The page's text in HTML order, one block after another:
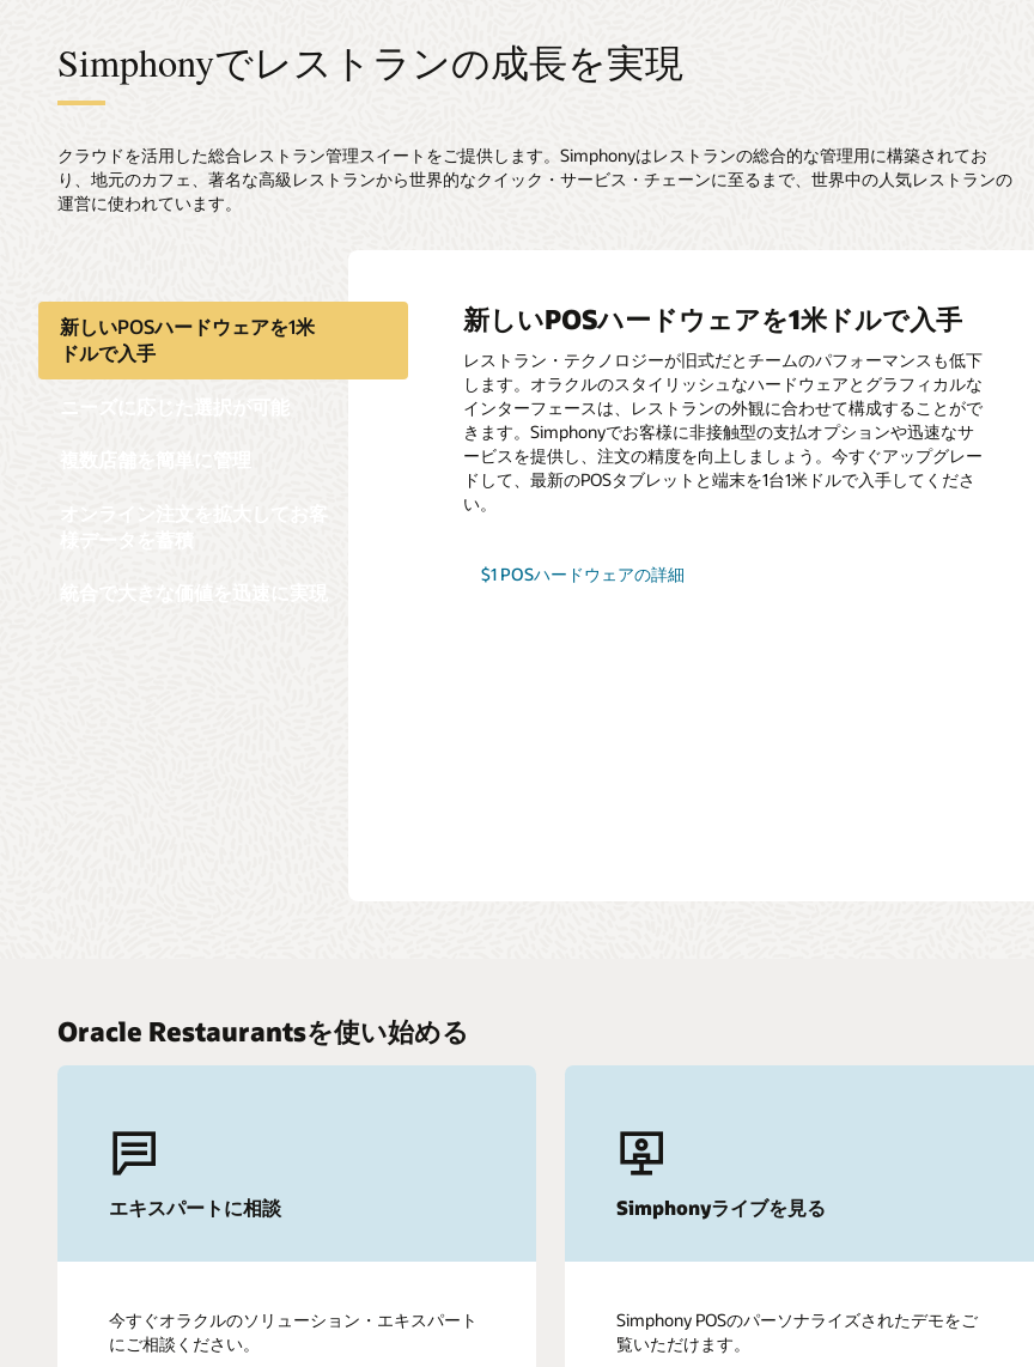
Simphonyでレストランの成長を実現
クラウドを活用した総合レストラン管理スイートをご提供します。Simphonyはレストランの総合的な管理用に構築されてお
り、地元のカフェ、著名な高級レストランから世界的なクイック・サービス・チェーンに至るまで、世界中の人気レストランの
運営に使われています。
新しいPOSハードウェアを1米
ドルで入手
新しいPOSハードウェアを1米ドルで入手
レストラン・テクノロジーが旧式だとチームのパフォーマンスも低下
します。オラクルのスタイリッシュなハードウェアとグラフィカルな
インターフェースは、レストランの外観に合わせて構成することがで
きます。Simphonyでお客様に非接触型の支払オプションや迅速なサ
ービスを提供し、注文の精度を向上しましょう。今すぐアップグレー
ドして、最新のPOSタブレットと端末を1台1米ドルで入手してくださ
い。
$1 POSハードウェアの詳細
ニーズに応じた選択が可能
ビジネスはそれぞれがユニークです。そのため、オラクルでは予算、
現在のビジネス要件、成長プランに応じた複数の価格設定オプション
をご用意しました。理想的な月額設定と1米ドルのタブレットや端末
との組み合せで、先行投資を抑えた導入が可能です。
Simphony POSの価格体系の詳細を見る
複数店舗を簡単に管理
お客様にすべてのレストラン店舗で一貫した体験を提供しましょう。
Simphonyは、メニュー管理プロセスを一元化します。Simphony POS
で、メニュー品目を数秒で取りまとめたり、テイクアウト注文を管理
したり、メニューの価格を調整したりできます。更新はすべてのデバ
イスにリアルタイムに反映されます。
オンライン注文を拡大してお客様データを
蓄積
OracleのGloriaFoodオンライン注文システムなら、お客様データを保
守し、新たな販売を生み出す完全機能を備えたお客様向けWebサイト
を無料で作成できます。すべての製品アップデートを通じて、レスト
ランがオンラインビジネスを強化し、お客様との直接的な関係が維持
できるようサポートします。
統合で大きな価値を迅速に実現
Simphony Point of Saleは、セキュアでオープンなアプリケーション・
プログラミング・インタフェース（API）上に構築されています。
Business Intelligence APIを含むオラクルの第2世代APIは、レストラン
のトランザクション・データを取得し、高度にパーソナライズしたマ
ーケティングや、自動的に高精度な棚卸を行う在庫管理など、あらゆ
るアプリケーションへの通知に活用します。
Simphony POS統合パートナーが揃っています。レストランのニーズ
にあわせたPOSシステムの構築が、かつてないほど簡単になりまし
Oracle Restaurantsを使い始める
エキスパートに相談
今すぐオラクルのソリューション・エキスパート
にご相談ください。
Simphonyライブを見る
Simphony POSのパーソナライズされたデモをご
覧いただけます。